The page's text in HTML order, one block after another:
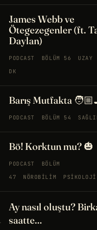
James Webb ve
Ötegezegenler (ft.
Daylan)
PODCAST BÖLÜM 56 UZAY
DK
Barış Mutfakta
PODCAST BÖLÜM 54
Bö! Korktun mu? 🎃
PODCAST
BÖLÜM
47
NÖROBILIM PSIKOLOJI
Ay nasıl oluştu?
saatte...